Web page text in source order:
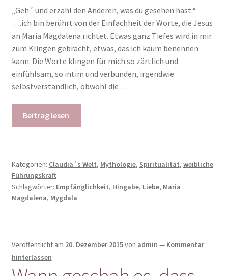
„Geh´ und erzähl den Anderen, was du gesehen hast.“
….ich bin berührt von der Einfachheit der Worte, die Jesus
an Maria Magdalena richtet. Etwas ganz Tiefes wird in mir
zum Klingen gebracht, etwas, das ich kaum benennen
kann. Die Worte klingen für mich so zärtlich und
einfühlsam, so intim und verbunden, irgendwie
selbstverständlich, obwohl die…
Beitrag lesen
Kategorien: Claudia´s Welt, Mythologie, Spiritualität, weibliche
Führungskraft
Schlagwörter: Empfänglichkeit, Hingabe, Liebe, Maria
Magdalena, Mygdala
Veröffentlicht am 20. Dezember 2015von admin — Kommentar
hinterlassen